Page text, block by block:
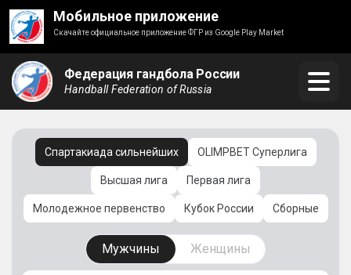
Мобильное приложение
Скачайте официальное приложение ФГР из Google Play Market
Федерация гандбола России
Handball Federation of Russia
Спартакиада сильнейших OLIMPBET Суперлига
Высшая лига Первая лига
Молодежное первенство Кубок России Сборные
Мужчины Женщины